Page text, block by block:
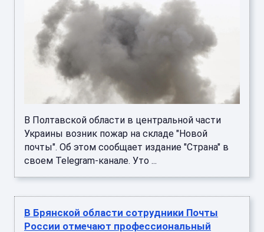
В Полтавской области в центральной части
Украины возник пожар на складе "Новой
почты". Об этом сообщает издание "Страна" в
своем Telegram-канале. Уто ...
В Брянской области сотрудники Почты
России отмечают профессиональный